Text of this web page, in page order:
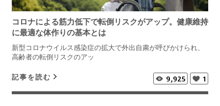
コロナによる筋力低下で転倒リスクがアップ。健康維持
に最適な体作りの基本とは
新型コロナウイルス感染症の拡大で外出自粛が呼びかけられ、
高齢者の転倒リスクのアッ
記事を読む 9,925 1